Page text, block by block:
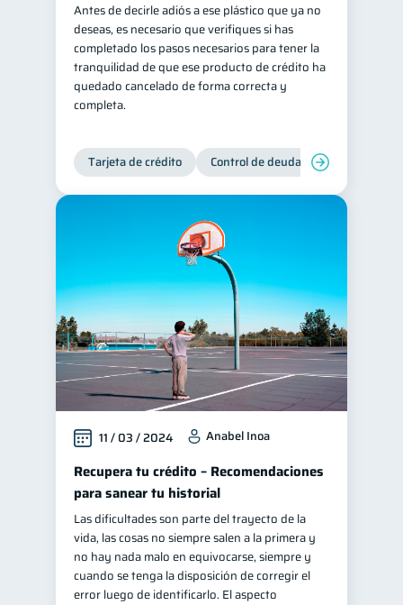
Antes de decirle adiós a ese plástico que ya no
deseas, es necesario que verifiques si has
completado los pasos necesarios para tener la
tranquilidad de que ese producto de crédito ha
quedado cancelado de forma correcta y
completa.
Tarjeta de crédito Control de deudas
11 / 03 / 2024 Anabel Inoa
Recupera tu crédito – Recomendaciones
para sanear tu historial
Las dificultades son parte del trayecto de la
vida, las cosas no siempre salen a la primera y
no hay nada malo en equivocarse, siempre y
cuando se tenga la disposición de corregir el
error luego de identificarlo. El aspecto